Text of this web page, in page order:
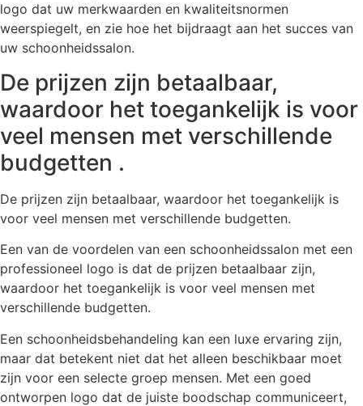
logo dat uw merkwaarden en kwaliteitsnormen
weerspiegelt, en zie hoe het bijdraagt aan het succes van
uw schoonheidssalon.
De prijzen zijn betaalbaar,
waardoor het toegankelijk is voor
veel mensen met verschillende
budgetten .
De prijzen zijn betaalbaar, waardoor het toegankelijk is
voor veel mensen met verschillende budgetten.
Een van de voordelen van een schoonheidssalon met een
professioneel logo is dat de prijzen betaalbaar zijn,
waardoor het toegankelijk is voor veel mensen met
verschillende budgetten.
Een schoonheidsbehandeling kan een luxe ervaring zijn,
maar dat betekent niet dat het alleen beschikbaar moet
zijn voor een selecte groep mensen. Met een goed
ontworpen logo dat de juiste boodschap communiceert,